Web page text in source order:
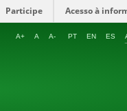
Participe Acesso à
A+ A A- PT EN ES